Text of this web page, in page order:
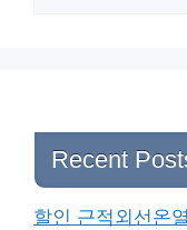
Recent
할인 근적외선온